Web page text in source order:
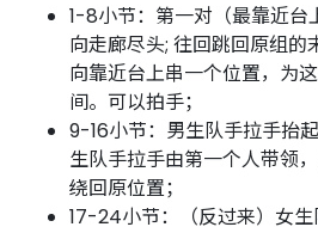
1-8小节：第一对（最靠近台
向走廊尽头; 往回跳回原组的
向靠近台上串一个位置，为
间。可以拍手；
9-16小节：男生队手拉手抬
生队手拉手由第一个人带领
绕回原位置；
17-24小节：（反过来）女